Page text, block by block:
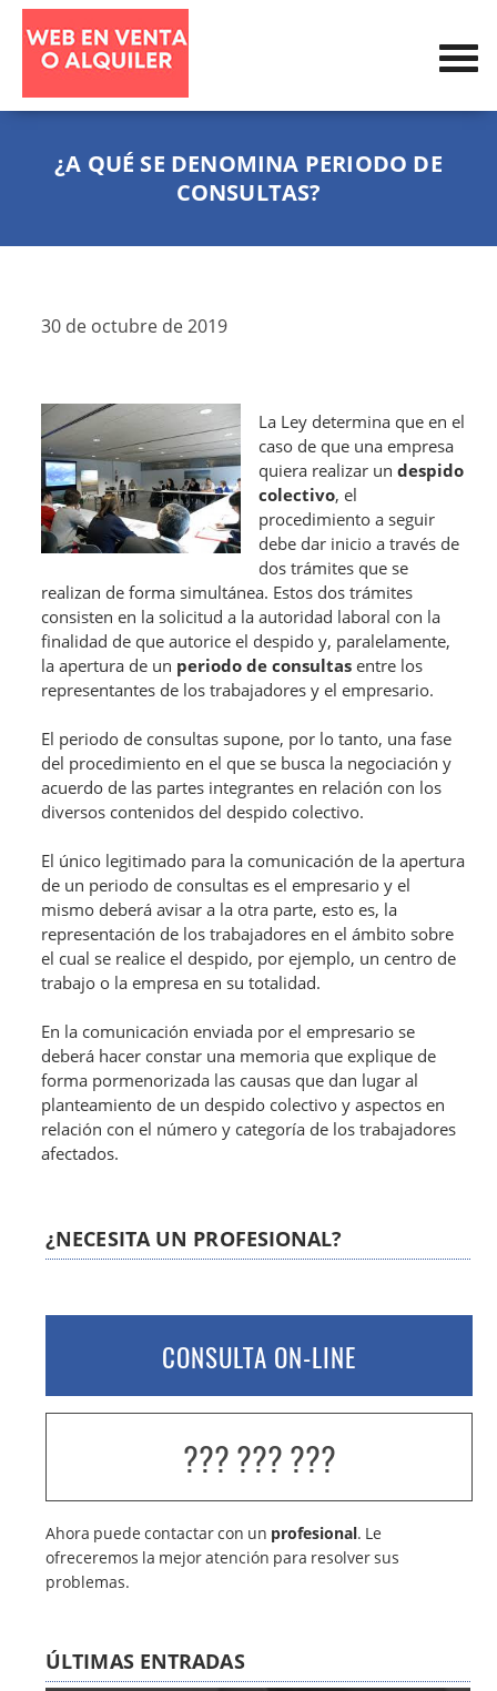
¿A QUÉ SE DENOMINA PERIODO DE
CONSULTAS?
30 de octubre de 2019
La Ley determina que en el
caso de que una empresa
quiera realizar undespido
colectivo, el
procedimiento a seguir
debe dar inicio a través de
dos trámites que se
realizan de forma simultánea. Estos dos trámites
consisten en la solicitud a la autoridad laboral con la
finalidad de que autorice el despido y, paralelamente,
la apertura de un periodo de consultas entre los
representantes de los trabajadores y el empresario.
El periodo de consultas supone, por lo tanto, una fase
del procedimiento en el que se busca la negociación y
acuerdo de las partes integrantes en relación con los
diversos contenidos del despido colectivo.
El único legitimado para la comunicación de la apertura
de un periodo de consultas es el empresario y el
mismo deberá avisar a la otra parte, esto es, la
representación de los trabajadores en el ámbito sobre
el cual se realice el despido, por ejemplo, un centro de
trabajo o la empresa en su totalidad.
En la comunicación enviada por el empresario se
deberá hacer constar una memoria que explique de
forma pormenorizada las causas que dan lugar al
planteamiento de un despido colectivo y aspectos en
relación con el número y categoría de los trabajadores
afectados.
¿NECESITA UN PROFESIONAL?
CONSULTA ON-LINE
??? ??? ???
Ahora puede contactar con un profesional. Le
ofreceremos la mejor atención para resolver sus
problemas.
ÚLTIMAS ENTRADAS